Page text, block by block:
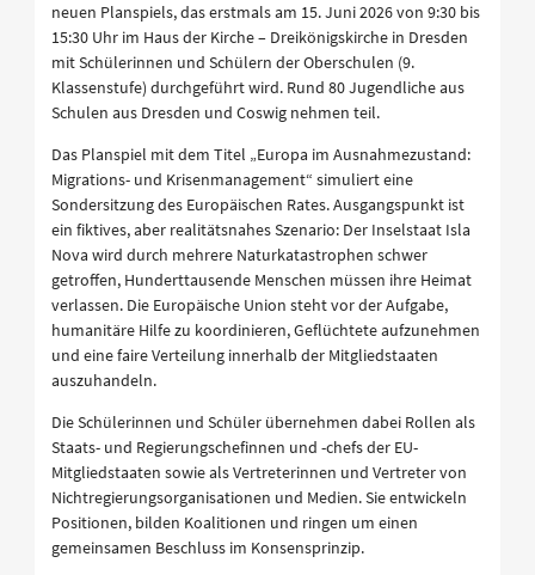
neuen Planspiels, das erstmals am 15. Juni 2026 von 9:30 bis
15:30 Uhr im Haus der Kirche – Dreikönigskirche in Dresden
mit Schülerinnen und Schülern der Oberschulen (9.
Klassenstufe) durchgeführt wird. Rund 80 Jugendliche aus
Schulen aus Dresden und Coswig nehmen teil.
Das Planspiel mit dem Titel „Europa im Ausnahmezustand:
Migrations- und Krisenmanagement“ simuliert eine
Sondersitzung des Europäischen Rates. Ausgangspunkt ist
ein fiktives, aber realitätsnahes Szenario: Der Inselstaat Isla
Nova wird durch mehrere Naturkatastrophen schwer
getroffen, Hunderttausende Menschen müssen ihre Heimat
verlassen. Die Europäische Union steht vor der Aufgabe,
humanitäre Hilfe zu koordinieren, Geflüchtete aufzunehmen
und eine faire Verteilung innerhalb der Mitgliedstaaten
auszuhandeln.
Die Schülerinnen und Schüler übernehmen dabei Rollen als
Staats- und Regierungschefinnen und -chefs der EU-
Mitgliedstaaten sowie als Vertreterinnen und Vertreter von
Nichtregierungsorganisationen und Medien. Sie entwickeln
Positionen, bilden Koalitionen und ringen um einen
gemeinsamen Beschluss im Konsensprinzip.